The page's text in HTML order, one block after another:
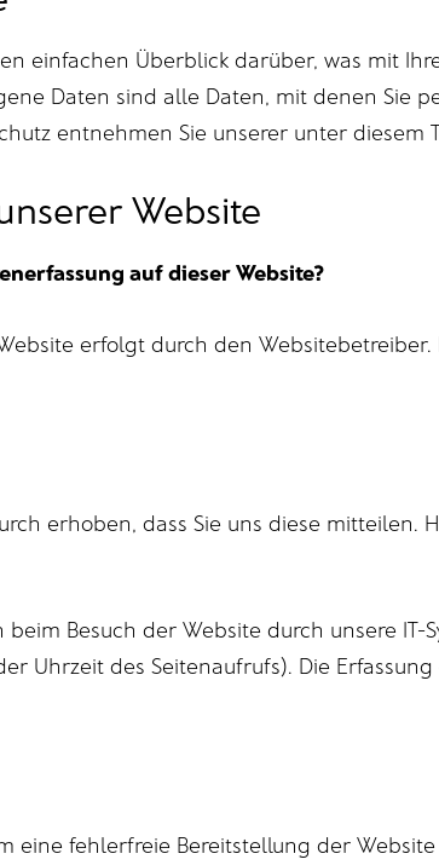
einfachen Überblick darüber, was mit
Daten sind alle Daten, mit denen Sie
entnehmen Sie unserer unter diesem
Website
auf dieser Website?
erfolgt durch den
erhoben, dass Sie uns diese mitteilen.
Besuch der Website durch unsere IT-
Uhrzeit des Seitenaufrufs). Die
eine fehlerfreie Bereitstellung der